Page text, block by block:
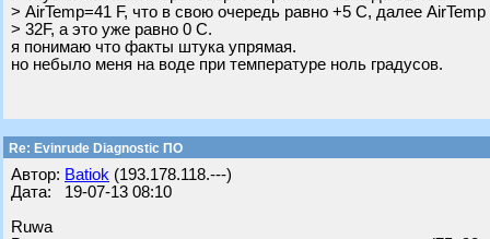
> AirTemp=41 F, что в свою очередь равно +5 С, далее AirTemp
> 32F, а это уже равно 0 С.
я понимаю что факты штука упрямая.
но небыло меня на воде при температуре ноль градусов.
Re: Evinrude Diagnostic ПО
Автор: Batiok (193.178.118.---)
Дата: 19-07-13 08:10
Ruwa